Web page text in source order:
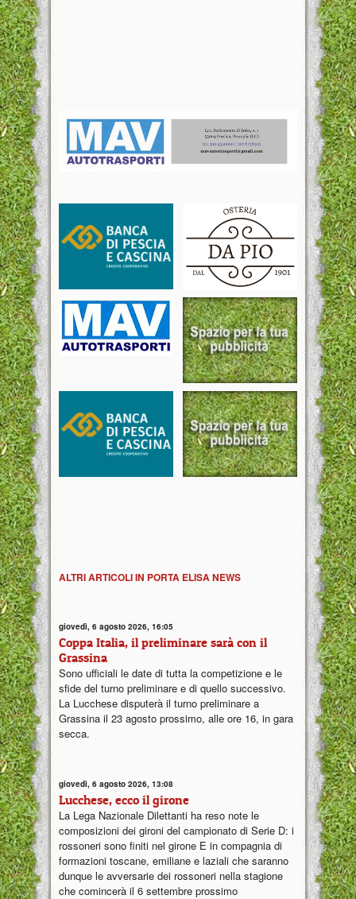
ALTRI ARTICOLI IN PORTA ELISA NEWS
giovedì, 6 agosto 2026, 16:05
Coppa Italia, il preliminare sarà con il
Grassina
Sono ufficiali le date di tutta la competizione e le
sfide del turno preliminare e di quello successivo.
La Lucchese disputerà il turno preliminare a
Grassina il 23 agosto prossimo, alle ore 16, in gara
secca.
giovedì, 6 agosto 2026, 13:08
Lucchese, ecco il girone
La Lega Nazionale Dilettanti ha reso note le
composizioni dei gironi del campionato di Serie D: i
rossoneri sono finiti nel girone E in compagnia di
formazioni toscane, emiliane e laziali che saranno
dunque le avversarie dei rossoneri nella stagione
che comincerà il 6 settembre prossimo